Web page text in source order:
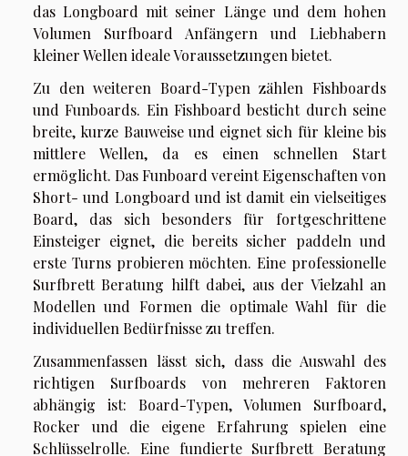
das Longboard mit seiner Länge und dem hohen
Volumen Surfboard Anfängern und Liebhabern
kleiner Wellen ideale Voraussetzungen bietet.
Zu den weiteren Board-Typen zählen Fishboards
und Funboards. Ein Fishboard besticht durch seine
breite, kurze Bauweise und eignet sich für kleine bis
mittlere Wellen, da es einen schnellen Start
ermöglicht. Das Funboard vereint Eigenschaften von
Short- und Longboard und ist damit ein vielseitiges
Board, das sich besonders für fortgeschrittene
Einsteiger eignet, die bereits sicher paddeln und
erste Turns probieren möchten. Eine professionelle
Surfbrett Beratung hilft dabei, aus der Vielzahl an
Modellen und Formen die optimale Wahl für die
individuellen Bedürfnisse zu treffen.
Zusammenfassen lässt sich, dass die Auswahl des
richtigen Surfboards von mehreren Faktoren
abhängig ist: Board-Typen, Volumen Surfboard,
Rocker und die eigene Erfahrung spielen eine
Schlüsselrolle. Eine fundierte Surfbrett Beratung